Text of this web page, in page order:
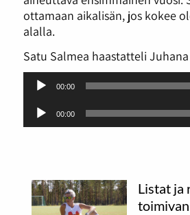
ottamaan aikalisän, jos kokee
alalla.
Satu Salmea haastatteli
Äänitoistin
00:00
Äänitoistin
00:00
Listat ja